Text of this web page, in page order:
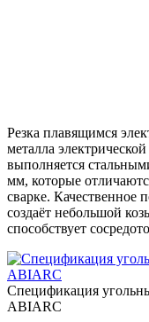
Резка плавящимся
металла
выполняется
мм, которые
сварке. Качественное
создаёт небольшой
способствует
Спецификация
ABIARC